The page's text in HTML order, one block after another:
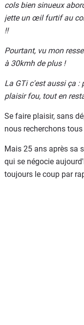
cols bien sinueux
jette un œil furtif au
!!
Pourtant, vu mon
à 30kmh de plus !
La GTi c'est aussi ça :
plaisir fou, tout en
Se faire plaisir, sans
nous recherchons tous
Mais 25 ans après sa
qui se négocie
toujours le coup par